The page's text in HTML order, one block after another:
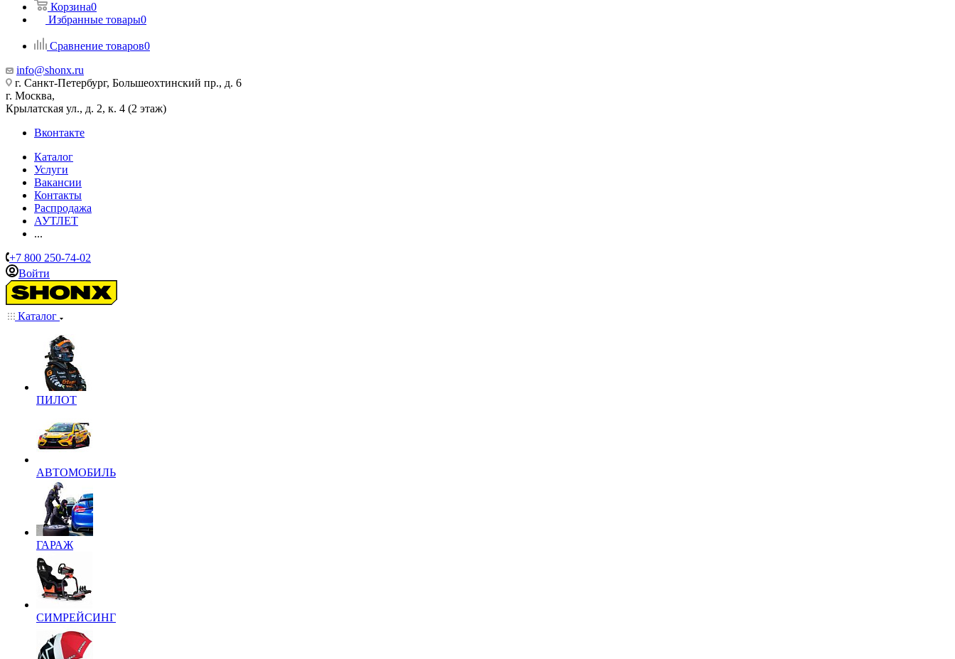
Корзина0
Избранные товары0
Сравнение товаров0
info@shonx.ru
г. Санкт-Петербург, Большеохтинский пр., д. 6
г. Москва,
Крылатская ул., д. 2, к. 4 (2 этаж)
Вконтакте
Каталог
Услуги
Вакансии
Контакты
Распродажа
АУТЛЕТ
...
+7 800 250-74-02
Войти
Каталог
ПИЛОТ
АВТОМОБИЛЬ
ГАРАЖ
СИМРЕЙСИНГ